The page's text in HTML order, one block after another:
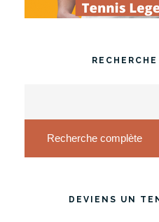
Recherche complète
DEVIENS UN